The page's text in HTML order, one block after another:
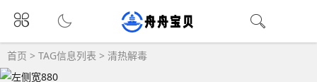
首页 > TAG信息列表 > 清热解毒